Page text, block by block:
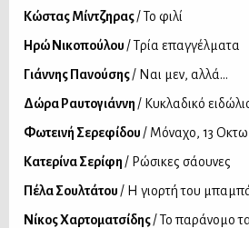
Κώστας Μίντζηρας/ Το φιλί
Ηρώ Νικοπούλου / Τρία επαγγέλματα
Γιάννης Πανούσης/ Ναι μεν, αλλά...
Δώρα Ραυτογιάννη / Κυκλαδικό
Φωτεινή Σερεφίδου / Μόναχο, 13
Κατερίνα Σερίφη / Ρώσικες σάουνες
Πέλα Σουλτάτου / Η γιορτή του
Νίκος Χαρτοματσίδης/ Το παράνομο